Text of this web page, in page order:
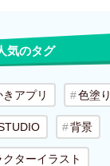
気のタグ
アプリ 色塗り
背景
ターイラスト